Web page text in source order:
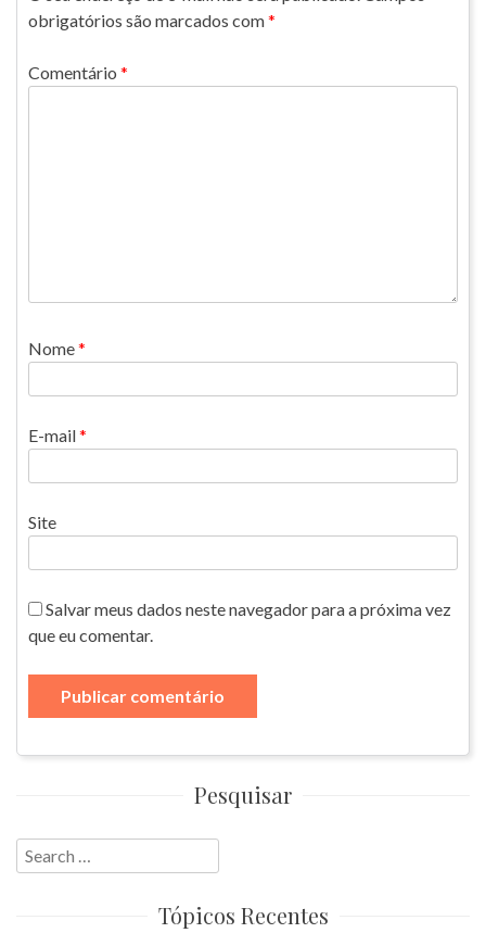
obrigatórios são marcados com*
Comentário *
Nome*
E-mail*
Site
Salvar meus dados neste navegador para a próxima vez
que eu comentar.
Pesquisar
Search
for:
Tópicos Recentes